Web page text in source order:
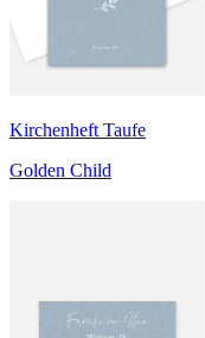
Kirchenheft Taufe
Golden Child